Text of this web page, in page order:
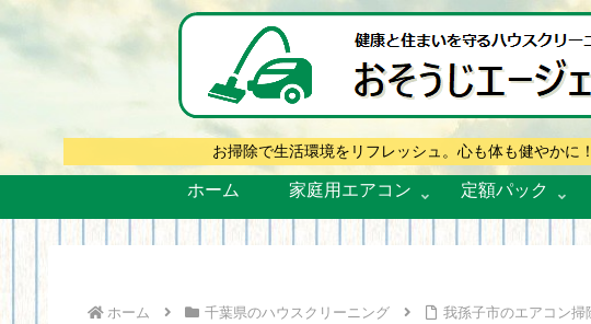
お掃除で生活環境をリフレッシュ。心も体も健やかに
ホーム 家庭用エアコン 定額パック
ホーム 千葉県のハウスクリーニング 我孫子市のエアコン掃